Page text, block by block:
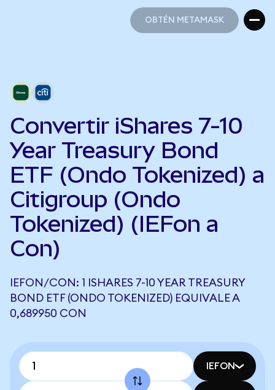
OBTÉN METAMASK
Convertir iShares 7-10
Year Treasury Bond
ETF (Ondo Tokenized) a
Citigroup (Ondo
Tokenized) (IEFon a
Con)
IEFON/CON: 1 ISHARES 7-10 YEAR TREASURY
BOND ETF (ONDO TOKENIZED) EQUIVALE A
0,689950 CON
IEFON